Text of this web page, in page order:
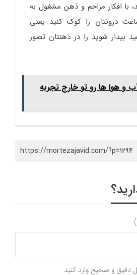
با افکار مزاحم و ذهن مشغول به
درونتان را کوک کنید یعنی
بیدار شوید را در ذهنتان تصور
و هوا ها رو تو خارج تجربه
https://mortezajavid.com/?p=1294
دقیق و صحیح وارد کنید